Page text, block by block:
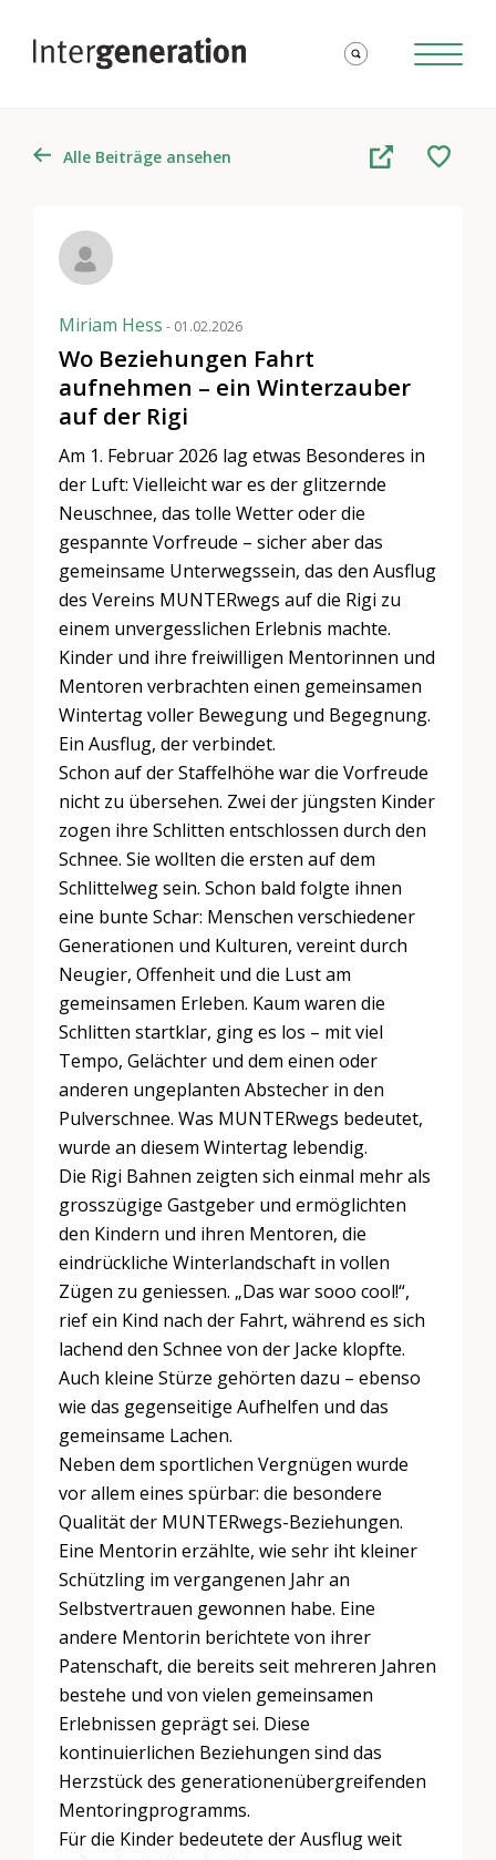
Alle Beiträge ansehen
Miriam Hess - 01.02.2026
Wo Beziehungen Fahrt
aufnehmen – ein Winterzauber
auf der Rigi
Am 1. Februar 2026 lag etwas Besonderes in
der Luft: Vielleicht war es der glitzernde
Neuschnee, das tolle Wetter oder die
gespannte Vorfreude – sicher aber das
gemeinsame Unterwegssein, das den Ausflug
des Vereins MUNTERwegs auf die Rigi zu
einem unvergesslichen Erlebnis machte.
Kinder und ihre freiwilligen Mentorinnen und
Mentoren verbrachten einen gemeinsamen
Wintertag voller Bewegung und Begegnung.
Ein Ausflug, der verbindet.
Schon auf der Staffelhöhe war die Vorfreude
nicht zu übersehen. Zwei der jüngsten Kinder
zogen ihre Schlitten entschlossen durch den
Schnee. Sie wollten die ersten auf dem
Schlittelweg sein. Schon bald folgte ihnen
eine bunte Schar: Menschen verschiedener
Generationen und Kulturen, vereint durch
Neugier, Offenheit und die Lust am
gemeinsamen Erleben. Kaum waren die
Schlitten startklar, ging es los – mit viel
Tempo, Gelächter und dem einen oder
anderen ungeplanten Abstecher in den
Pulverschnee. Was MUNTERwegs bedeutet,
wurde an diesem Wintertag lebendig.
Die Rigi Bahnen zeigten sich einmal mehr als
grosszügige Gastgeber und ermöglichten
den Kindern und ihren Mentoren, die
eindrückliche Winterlandschaft in vollen
Zügen zu geniessen. „Das war sooo cool!“,
rief ein Kind nach der Fahrt, während es sich
lachend den Schnee von der Jacke klopfte.
Auch kleine Stürze gehörten dazu – ebenso
wie das gegenseitige Aufhelfen und das
gemeinsame Lachen.
Neben dem sportlichen Vergnügen wurde
vor allem eines spürbar: die besondere
Qualität der MUNTERwegs-Beziehungen.
Eine Mentorin erzählte, wie sehr iht kleiner
Schützling im vergangenen Jahr an
Selbstvertrauen gewonnen habe. Eine
andere Mentorin berichtete von ihrer
Patenschaft, die bereits seit mehreren Jahren
bestehe und von vielen gemeinsamen
Erlebnissen geprägt sei. Diese
kontinuierlichen Beziehungen sind das
Herzstück des generationenübergreifenden
Mentoringprogramms.
Für die Kinder bedeutete der Ausflug weit